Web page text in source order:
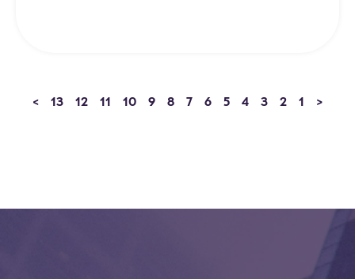
<
1
2
3
4
5
6
7
8
9
10
11
12
13
>